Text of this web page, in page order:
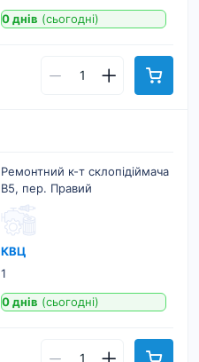
0 днів (сьогодні)
Ремонтний к-т склопідіймача
B5, пер. Правий
КВЦ
1
0 днів (сьогодні)